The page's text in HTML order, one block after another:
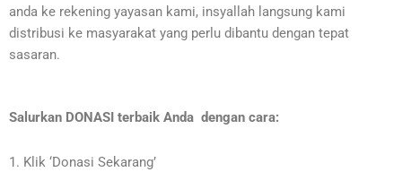
anda ke rekening yayasan kami, insyallah langsung kami
distribusi ke masyarakat yang perlu dibantu dengan tepat
sasaran.
Salurkan DONASI terbaik Anda dengan cara:
1. Klik ‘Donasi Sekarang’